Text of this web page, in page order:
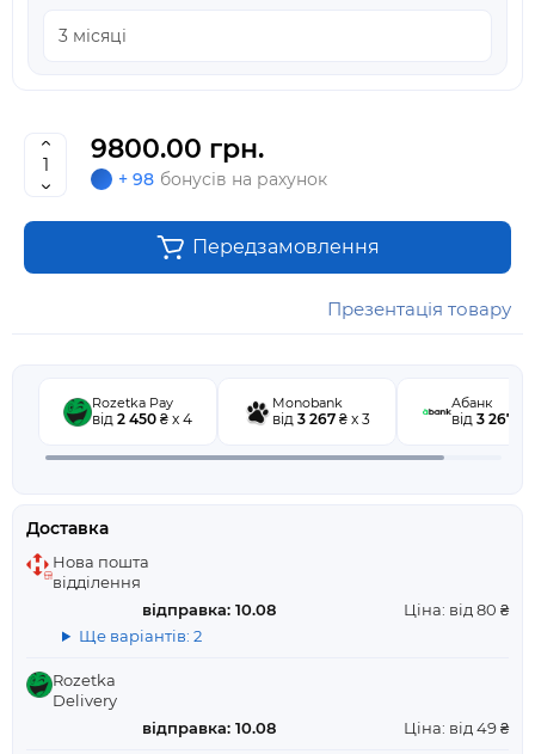
9800.00 грн.
+ 98 бонусів на рахунок
Передзамовлення
Презентація товару
Rozetka Pay
від 2 450 ₴ x 4
Monobank
від 3 267 ₴ x 3
Абанк
від 3 267
Доставка
Нова пошта
відділення
відправка: 10.08
Ціна: від 80 ₴
Ще варіантів: 2
Rozetka
Delivery
відправка: 10.08
Ціна: від 49 ₴